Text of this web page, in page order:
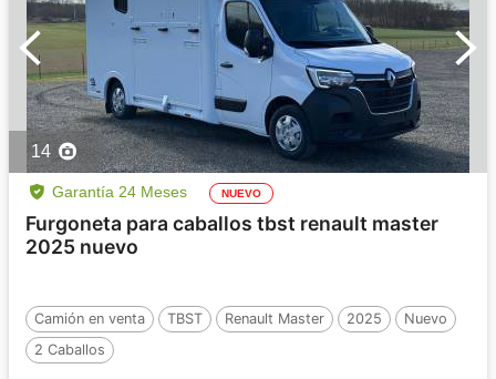
14
Garantía 24 Meses NUEVO
Furgoneta para caballos tbst renault master
2025 nuevo
Camión en venta TBST Renault Master 2025
Nuevo
2 Caballos